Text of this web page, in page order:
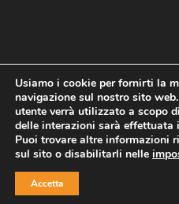
Home Statuto e
Privacy
Cookie
Copyright © 2021
Usiamo i cookie per fornirti la
navigazione sul nostro sito
utente verrà utilizzato a scopo
delle interazioni sarà
Puoi trovare altre informazioni
sul sito o disabilitarli nelle
Accetta